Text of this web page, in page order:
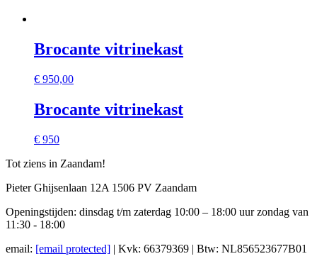
Brocante vitrinekast
€ 950,00
Brocante vitrinekast
€ 950
Tot ziens in Zaandam!
Pieter Ghijsenlaan 12A 1506 PV Zaandam
Openingstijden: dinsdag t/m zaterdag 10:00 – 18:00 uur zondag van
11:30 - 18:00
email: [email protected] | Kvk: 66379369 | Btw: NL856523677B01